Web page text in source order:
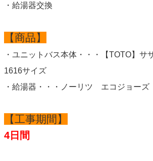
・給湯器交換
【商品】
・ユニットバス本体・・・【TOTO】
1616サイズ
・給湯器・・・ノーリツ エコジョーズ
【工事期間】
4日間